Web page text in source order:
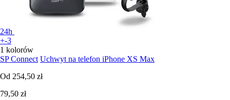
24h
+-3
1 kolorów
SP Connect Uchwyt na telefon iPhone XS Max
Od 254,50 zł
79,50 zł